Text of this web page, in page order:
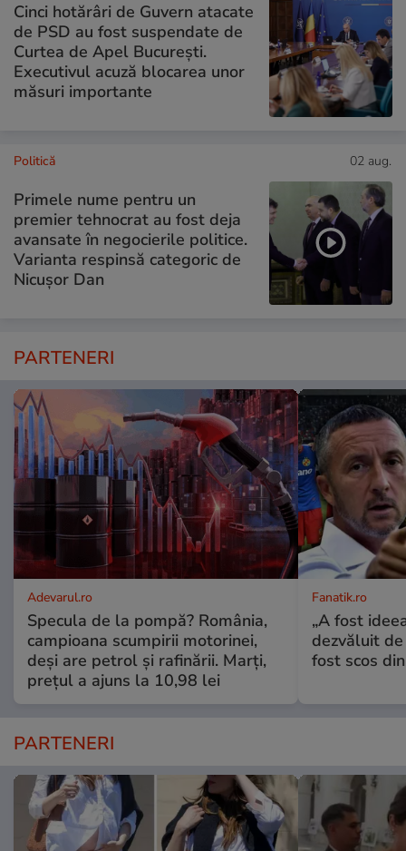
Cinci hotărâri de Guvern atacate
de PSD au fost suspendate de
Curtea de Apel București.
Executivul acuză blocarea unor
măsuri importante
Politică 02 aug.
Primele nume pentru un
premier tehnocrat au fost deja
avansate în negocierile politice.
Varianta respinsă categoric de
Nicușor Dan
PARTENERI
Adevarul.ro
Specula de la pompă? România,
campioana scumpirii motorinei,
deși are petrol și rafinării. Marți,
prețul a ajuns la 10,98 lei
Fanatik.ro
„A fost
dezvăluit
fost scos
PARTENERI